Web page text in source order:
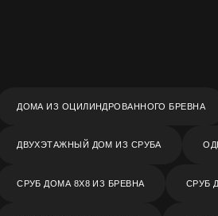
ДОМА ИЗ ОЦИЛИНДРОВАННОГО БРЕВНА
ДВУХЭТАЖНЫЙ ДОМ ИЗ СРУБА
СРУБ ДОМА 8Х8 ИЗ БРЕВНА СРУБ